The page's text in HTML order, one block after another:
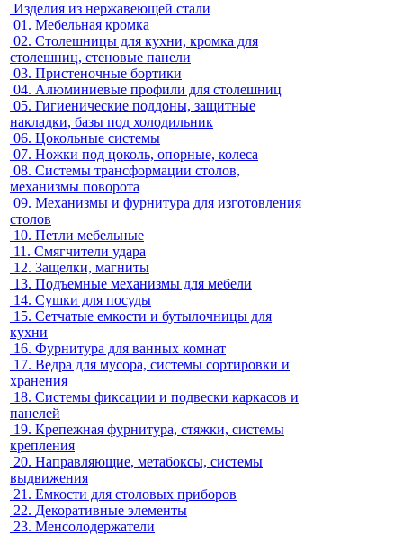
Изделия из нержавеющей стали
01. Мебельная кромка
02. Столешницы для кухни, кромка для
столешниц, стеновые панели
03. Пристеночные бортики
04. Алюминиевые профили для столешниц
05. Гигиенические поддоны, защитные
накладки, базы под холодильник
06. Цокольные системы
07. Ножки под цоколь, опорные, колеса
08. Системы трансформации столов,
механизмы поворота
09. Механизмы и фурнитура для изготовления
столов
10. Петли мебельные
11. Смягчители удара
12. Защелки, магниты
13. Подъемные механизмы для мебели
14. Сушки для посуды
15. Сетчатые емкости и бутылочницы для
кухни
16. Фурнитура для ванных комнат
17. Ведра для мусора, системы сортировки и
хранения
18. Системы фиксации и подвески каркасов и
панелей
19. Крепежная фурнитура, стяжки, системы
крепления
20. Направляющие, метабоксы, системы
выдвижения
21. Емкости для столовых приборов
22. Декоративные элементы
23. Менсолодержатели